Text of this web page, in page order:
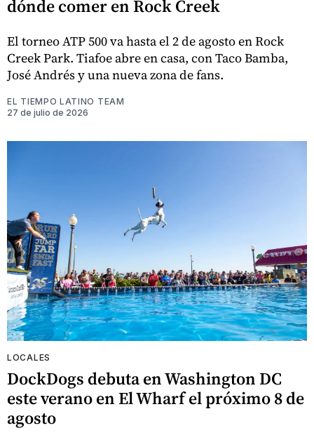
dónde comer en Rock Creek
El torneo ATP 500 va hasta el 2 de agosto en Rock
Creek Park. Tiafoe abre en casa, con Taco Bamba,
José Andrés y una nueva zona de fans.
EL TIEMPO LATINO TEAM
27 de julio de 2026
LOCALES
DockDogs debuta en Washington DC
este verano en El Wharf el próximo 8 de
agosto